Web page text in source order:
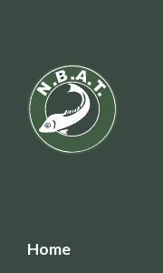
Home